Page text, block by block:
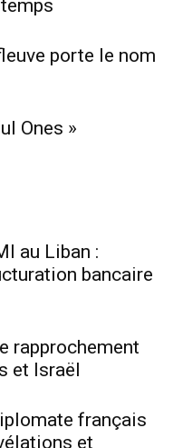
porte le nom
Ones »
au Liban :
bancaire
rapprochement
et Israël
français
et